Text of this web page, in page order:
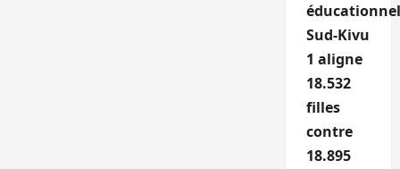
Sud-Kivu
1 aligne
18.532
filles
contre
18.895